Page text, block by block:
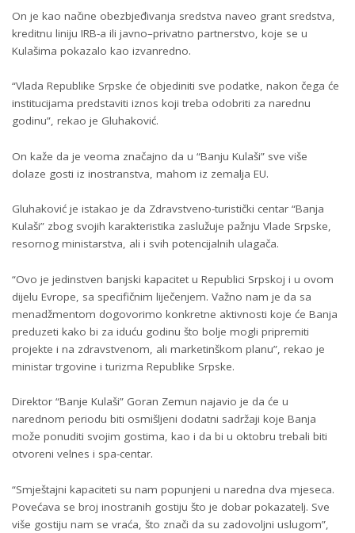
On je kao načine obezbjeđivanja sredstva naveo grant sredstva,
kreditnu liniju IRB-a ili javno–privatno partnerstvo, koje se u
Kulašima pokazalo kao izvanredno.
“Vlada Republike Srpske će objediniti sve podatke, nakon čega će
institucijama predstaviti iznos koji treba odobriti za narednu
godinu”, rekao je Gluhaković.
On kaže da je veoma značajno da u “Banju Kulaši” sve više
dolaze gosti iz inostranstva, mahom iz zemalja EU.
Gluhaković je istakao je da Zdravstveno-turistički centar “Banja
Kulaši” zbog svojih karakteristika zaslužuje pažnju Vlade Srpske,
resornog ministarstva, ali i svih potencijalnih ulagača.
“Ovo je jedinstven banjski kapacitet u Republici Srpskoj i u ovom
dijelu Evrope, sa specifičnim liječenjem. Važno nam je da sa
menadžmentom dogovorimo konkretne aktivnosti koje će Banja
preduzeti kako bi za iduću godinu što bolje mogli pripremiti
projekte i na zdravstvenom, ali marketinškom planu”, rekao je
ministar trgovine i turizma Republike Srpske.
Direktor “Banje Kulaši” Goran Zemun najavio je da će u
narednom periodu biti osmišljeni dodatni sadržaji koje Banja
može ponuditi svojim gostima, kao i da bi u oktobru trebali biti
otvoreni velnes i spa-centar.
“Smještajni kapaciteti su nam popunjeni u naredna dva mjeseca.
Povećava se broj inostranih gostiju što je dobar pokazatelj. Sve
više gostiju nam se vraća, što znači da su zadovoljni uslugom”,